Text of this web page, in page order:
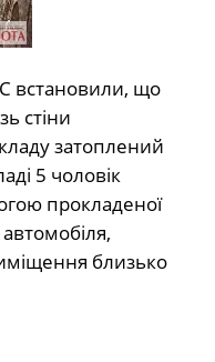
встановили, що
стіни
затоплений
5 чоловік
прокладеної
близько